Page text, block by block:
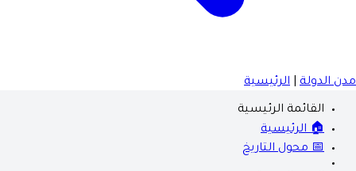
مدن الدولة الرئيسية
القائمة الرئيسية
🏠 الرئيسية
📅 محول التاريخ